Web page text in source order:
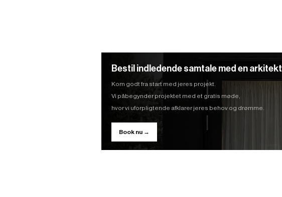
Bestil indledende samtale med en arkitekt
Kom godt fra start med jeres projekt.
Vi påbegynder projektet med et gratis møde,
hvor vi uforpligtende afklarer jeres behov og drømme.
Book nu →